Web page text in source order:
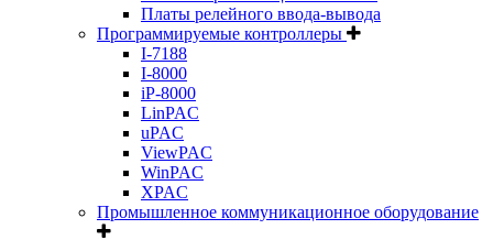
Платы релейного ввода-вывода
Программируемые контроллеры
I-7188
I-8000
iP-8000
LinPAC
uPAC
ViewPAC
WinPAC
XPAC
Промышленное коммуникационное оборудование